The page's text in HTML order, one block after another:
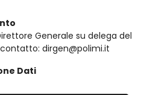
Generale su delega del
dirgen@polimi.it
Dati